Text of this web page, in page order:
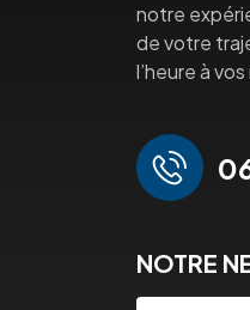
notre
de votre
l’heure à
NOTRE